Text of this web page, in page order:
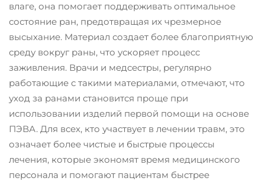
влаге, она помогает поддерживать оптимальное
состояние ран, предотвращая их чрезмерное
высыхание. Материал создает более благоприятную
среду вокруг раны, что ускоряет процесс
заживления. Врачи и медсестры, регулярно
работающие с такими материалами, отмечают, что
уход за ранами становится проще при
использовании изделий первой помощи на основе
ПЭВА. Для всех, кто участвует в лечении травм, это
означает более чистые и быстрые процессы
лечения, которые экономят время медицинского
персонала и помогают пациентам быстрее